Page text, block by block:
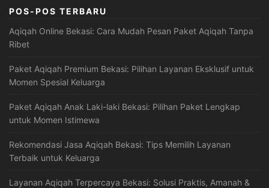
POS-POS TERBARU
Aqiqah Online Bekasi: Cara Mudah Pesan Paket Aqiqah Tanpa
Ribet
Paket Aqiqah Premium Bekasi: Pilihan Layanan Eksklusif untuk
Momen Spesial Keluarga
Paket Aqiqah Anak Laki-laki Bekasi: Pilihan Paket Lengkap
untuk Momen Istimewa
Rekomendasi Jasa Aqiqah Bekasi: Tips Memilih Layanan
Terbaik untuk Keluarga
Layanan Aqiqah Terpercaya Bekasi: Solusi Praktis, Amanah &